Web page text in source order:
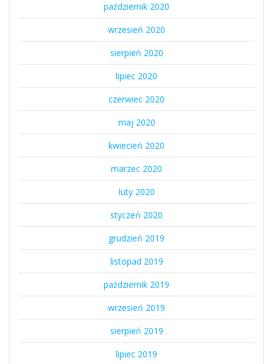
październik 2020
wrzesień 2020
sierpień 2020
lipiec 2020
czerwiec 2020
maj 2020
kwiecień 2020
marzec 2020
luty 2020
styczeń 2020
grudzień 2019
listopad 2019
październik 2019
wrzesień 2019
sierpień 2019
lipiec 2019